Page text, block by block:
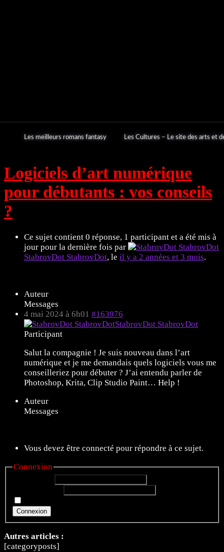
Les meilleurs romans fantasy Les Cultures – Le site des arts et
Logiciels d’art numérique
pour débutants : vos conseils
?
Ce sujet contient 0 réponse, 1 participant et a été mis à
jour pour la dernière fois par
StabrovDot StabrovDot, le il y a 2 années et 3 mois.
Auteur
Messages
4 mai 2024 à 6h01 #163976
StabrovDot StabrovDot
Participant
Salut la compagnie ! Je suis nouveau dans l’art
numérique et je me demandais quels logiciels vous me
conseilleriez pour débuter ? J’ai entendu parler de
Photoshop, Krita, Clip Studio Paint… Help !
Auteur
Messages
Vous devez être connecté pour répondre à ce sujet.
Connexion
Connexion
Autres articles :
[categoryposts]